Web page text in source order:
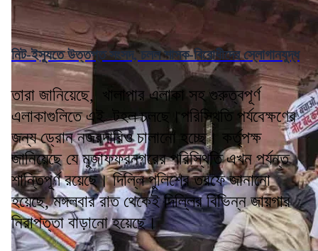
নিট-ইস্যুতে উত্তপ্ত সংসদ, চলল শাসক-বিরোধীদের স্লোগানযুদ্ধ
তারা জানিয়েছে, খালাপার এলাকা সহ গুরুত্বপূর্ণ
এলাকাগুলিতে এই টহল চলছে।পরিস্থিতি পর্যবেক্ষণের
জন্য ড্রোন নজরদারিও চালানো হচ্ছে। কর্তৃপক্ষ
জানিয়েছে যে মুজাফফরনগরের পরিস্থিতি এখন পর্যন্ত
শান্তিপূর্ণ রয়েছে। দিল্লি পুলিশের তরফে জানানো
হয়েছে, মঙ্গলবার রাত থেকেই দিল্লির বিভিন্ন জায়গার
নিরাপত্তা বাড়ানো হয়েছে।